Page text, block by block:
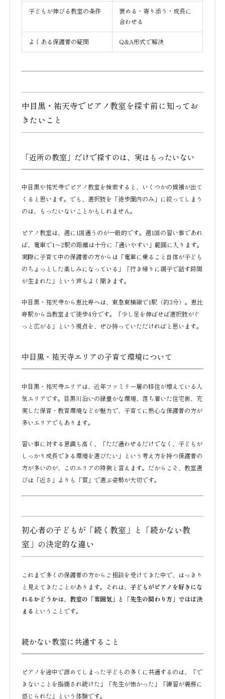
子どもが伸びる教室の条件
褒める・寄り添う・成長に
合わせる
よくある保護者の疑問 Q&A形式で解決
中目黒・祐天寺でピアノ教室を探す前に知ってお
きたいこと
「近所の教室」だけで探すのは、実はもったいない
中目黒や祐天寺でピアノ教室を検索すると、いくつかの候補が出て
くると思います。でも、選択肢を「徒歩圏内のみ」に絞ってしまう
のは、もったいないことかもしれません。
ピアノ教室は、週に1回通うのが一般的です。週1回の習い事であれ
ば、電車で1〜2駅の距離は十分に「通いやすい」範囲に入ります。
実際に子育て中の保護者の方からは「電車に乗ること自体が子ども
のちょっとした楽しみになっている」「行き帰りに親子で話す時間
が生まれた」という声もよく聞きます。
中目黒・祐天寺から恵比寿へは、東急東横線で1駅（約3分）。恵比
寿駅から当教室まで徒歩4分です。「少し足を伸ばせば選択肢がぐ
っと広がる」という視点を、ぜひ持っていただければと思います。
中目黒・祐天寺エリアの子育て環境について
中目黒・祐天寺エリアは、近年ファミリー層の移住が増えている人
気エリアです。目黒川沿いの緑豊かな環境、落ち着いた住宅街、充
実した保育・教育環境などが魅力で、子育てに熱心な保護者の方が
多いエリアでもあります。
習い事に対する意識も高く、「ただ通わせるだけでなく、子どもが
しっかり成長できる環境を選びたい」という考え方を持つ保護者の
方が多いのが、このエリアの特徴と言えます。だからこそ、教室選
びは「近さ」よりも「質」で選ぶ姿勢が大切です。
初心者の子どもが「続く教室」と「続かない教
室」の決定的な違い
これまで多くの保護者の方からご相談を受けてきた中で、はっきり
と見えてきたことがあります。それは、 子どもがピアノを好きにな
れるかどうかは、教室の「雰囲気」と「先生の関わり方」でほぼ決
まる ということです。
続かない教室に共通すること
ピアノを途中で辞めてしまった子どもの多くに共通するのは、「で
きないことを指摘され続けた」「先生が怖かった」「練習が義務に
感じられた」という体験です。